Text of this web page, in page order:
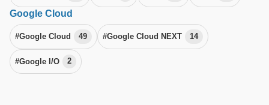
Google Cloud
#Google Cloud 49 #Google Cloud NEXT 14
#Google I/O 2